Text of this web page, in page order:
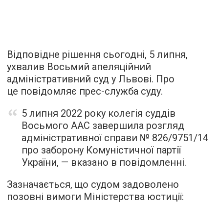
Відповідне рішення сьогодні, 5 липня,
ухвалив Восьмий апеляційний
адміністративний суд у Львові. Про
це повідомляє прес-служба суду.
5 липня 2022 року колегія суддів
Восьмого ААС завершила розгляд
адміністративної справи № 826/9751/14
про заборону Комуністичної партії
України, — вказано в повідомленні.
Зазначається, що судом задоволено
позовні вимоги Міністерства юстиції: